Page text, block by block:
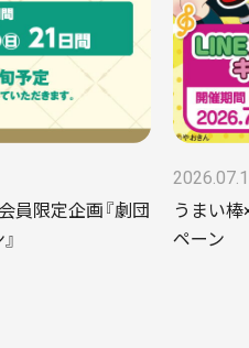
員限定企画『劇団
うまい棒
ペーン